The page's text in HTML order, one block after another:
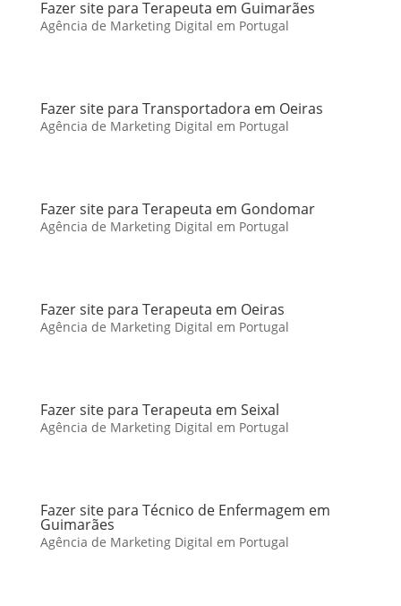
Fazer site para Terapeuta em Guimarães
Agência de Marketing Digital em Portugal
Fazer site para Transportadora em Oeiras
Agência de Marketing Digital em Portugal
Fazer site para Terapeuta em Gondomar
Agência de Marketing Digital em Portugal
Fazer site para Terapeuta em Oeiras
Agência de Marketing Digital em Portugal
Fazer site para Terapeuta em Seixal
Agência de Marketing Digital em Portugal
Fazer site para Técnico de Enfermagem em
Guimarães
Agência de Marketing Digital em Portugal